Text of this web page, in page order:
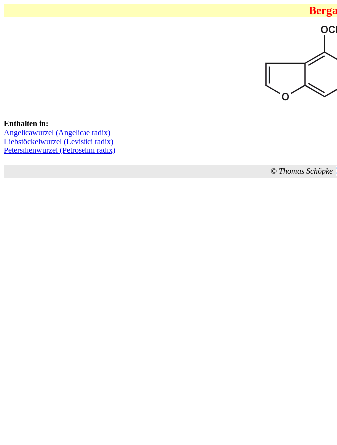
Enthalten in:
Angelicawurzel (Angelicae radix)
Liebstöckelwurzel (Levistici radix)
Petersilienwurzel (Petroselini radix)
© Thomas Schöpke